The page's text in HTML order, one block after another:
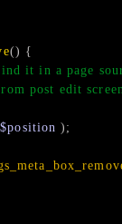
() {
it in a page
post edit
$position );